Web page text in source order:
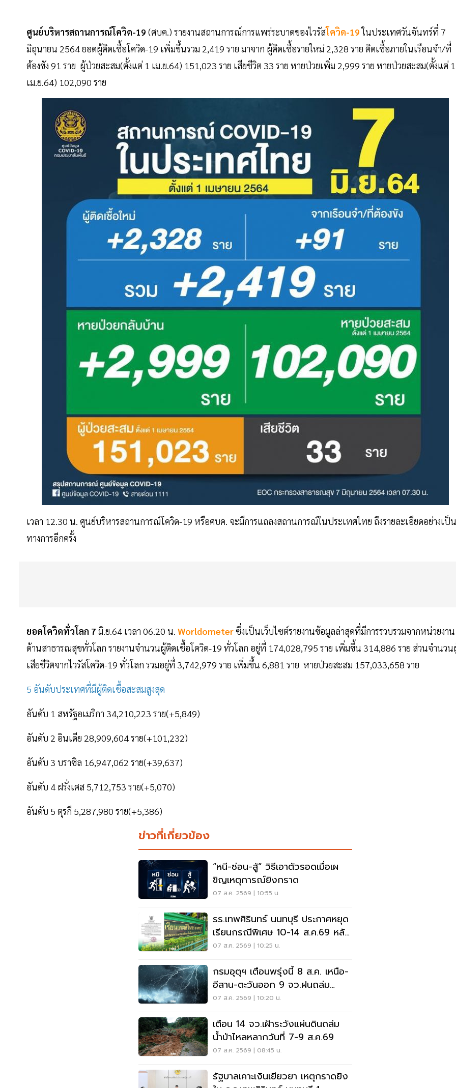
ศูนย์บริหารสถานการณ์โควิด-19 (ศบค.) รายงานสถานการณ์การแพร่ระบาดของไวรัสโควิด-19ในประเทศวันจันทร์ที่ 7
มิถุนายน 2564 ยอดผู้ติดเชื้อโควิด-19 เพิ่มขึ้นรวม 2,419 ราย มาจาก ผู้ติดเชื้อรายใหม่ 2,328 ราย ติดเชื้อภายในเรือนจำ/ที่
ต้องขัง 91 ราย ผู้ป่วยสะสม(ตั้งแต่ 1 เม.ย.64) 151,023 ราย เสียชีวิต 33 ราย หายป่วยเพิ่ม 2,999 ราย หายป่วยสะสม(ตั้งแต่ 1
เม.ย.64) 102,090 ราย
เวลา 12.30 น. ศูนย์บริหารสถานการณ์โควิด-19 หรือศบค. จะมีการแถลงสถานการณ์ในประเทศไทย ถึงรายละเอียดอย่างเป็น
ทางการอีกครั้ง
ยอดโควิดทั่วโลก 7 มิ.ย.64 เวลา 06.20 น. Worldometerซึ่งเป็นเว็บไซต์รายงานข้อมูลล่าสุดที่มีการรวบรวมจากหน่วยงาน
ด้านสาธารณสุขทั่วโลก รายงานจำนวนผู้ติดเชื้อโควิด-19 ทั่วโลก อยู่ที่ 174,028,795 ราย เพิ่มขึ้น 314,886 ราย ส่วนจำนว
เสียชีวิตจากไวรัสโควิด-19 ทั่วโลก รวมอยู่ที่ 3,742,979 ราย เพิ่มขึ้น 6,881 ราย หายป่วยสะสม 157,033,658 ราย
5 อันดับประเทศที่มีผู้ติดเชื้อสะสมสูงสุด
อันดับ 1 สหรัฐอเมริกา 34,210,223 ราย(+5,849)
อันดับ 2 อินเดีย 28,909,604 ราย(+101,232)
อันดับ 3 บราซิล 16,947,062 ราย(+39,637)
อันดับ 4 ฝรั่งเศส 5,712,753 ราย(+5,070)
อันดับ 5 ตุรกี 5,287,980 ราย(+5,386)
ข่าวที่เกี่ยวข้อง
“หนี-ซ่อน-สู้” วิธีเอาตัวรอดเมื่อเผ
ขิญเหตุการณ์ยิงกราด
07 ส.ค. 2569 | 10:55 น.
รร.เทพศิรินทร์ นนทบุรี ประกาศหยุด
เรียนกรณีพิเศษ 10-14 ส.ค.69 หลัง
เหตุกราดยิง
07 ส.ค. 2569 | 10:25 น.
กรมอุตุฯ เตือนพรุ่งนี้ 8 ส.ค. เหนือ-
อีสาน-ตะวันออก 9 จว.ฝนถล่ม
ระวังน้ำท่วมฉับพลัน
07 ส.ค. 2569 | 10:20 น.
เตือน 14 จว.เฝ้าระวังแผ่นดินถล่ม
น้ำป่าไหลหลากวันที่ 7-9 ส.ค.69
07 ส.ค. 2569 | 08:45 น.
รัฐบาลเคาะเงินเยียวยา เหตุกราดยิง